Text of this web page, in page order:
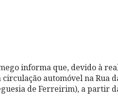
informa que, devido à
automóvel na Rua
de Ferreirim), a partir